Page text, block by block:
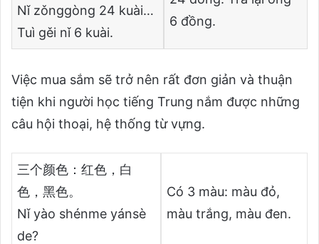
Nǐ zǒnggòng 24 kuài…
Tuì gěi nǐ 6 kuài.
6 đồng.
Việc mua sắm sẽ trở nên rất đơn giản và thuận
tiện khi người học tiếng Trung nắm được những
câu hội thoại, hệ thống từ vựng.
三个颜色：红色，白
色，黑色。
Nǐ yào shénme yánsè
de?
Có 3 màu: màu đỏ,
màu trắng, màu đen.